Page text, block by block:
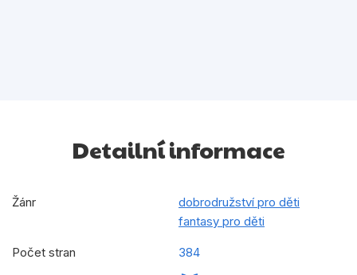
Detailní informace
Žánr
dobrodružství pro děti
fantasy pro děti
Počet stran 384